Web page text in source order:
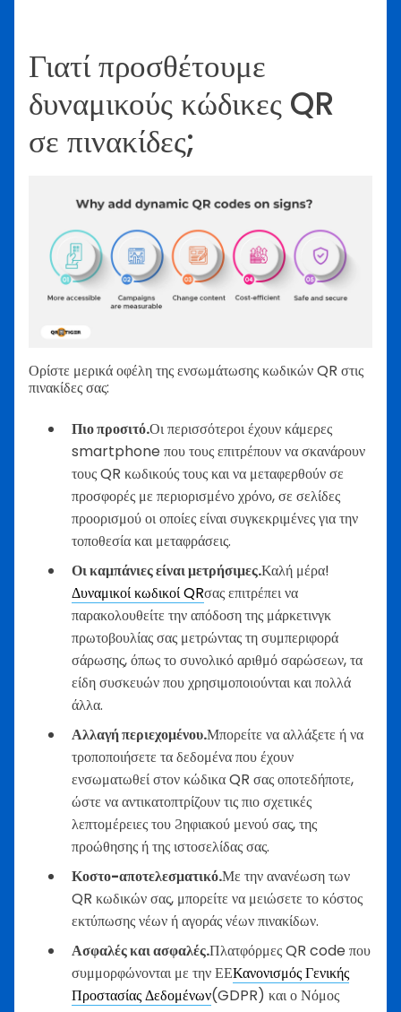
Γιατί προσθέτουμε
δυναμικούς κώδικες QR
σε πινακίδες;
Ορίστε μερικά οφέλη της ενσωμάτωσης κωδικών QR στις
πινακίδες σας:
Πιο προσιτό.Οι περισσότεροι έχουν κάμερες
smartphone που τους επιτρέπουν να σκανάρουν
τους QR κωδικούς τους και να μεταφερθούν σε
προσφορές με περιορισμένο χρόνο, σε σελίδες
προορισμού οι οποίες είναι συγκεκριμένες για την
τοποθεσία και μεταφράσεις.
Οι καμπάνιες είναι μετρήσιμες.Καλή μέρα!
Δυναμικοί κωδικοί QRσας επιτρέπει να
παρακολουθείτε την απόδοση της μάρκετινγκ
πρωτοβουλίας σας μετρώντας τη συμπεριφορά
σάρωσης, όπως το συνολικό αριθμό σαρώσεων, τα
είδη συσκευών που χρησιμοποιούνται και πολλά
άλλα.
Αλλαγή περιεχομένου.Μπορείτε να αλλάξετε ή να
τροποποιήσετε τα δεδομένα που έχουν
ενσωματωθεί στον κώδικα QR σας οποτεδήποτε,
ώστε να αντικατοπτρίζουν τις πιο σχετικές
λεπτομέρειες του Ϩηφιακού μενού σας, της
προώθησης ή της ιστοσελίδας σας.
Κοστο-αποτελεσματικό.Με την ανανέωση των
QR κωδικών σας, μπορείτε να μειώσετε το κόστος
εκτύπωσης νέων ή αγοράς νέων πινακίδων.
Ασφαλές και ασφαλές.Πλατφόρμες QR code που
συμμορφώνονται με την ΕΕΚανονισμός Γενικής
Προστασίας Δεδομένων(GDPR) και ο Νόμος